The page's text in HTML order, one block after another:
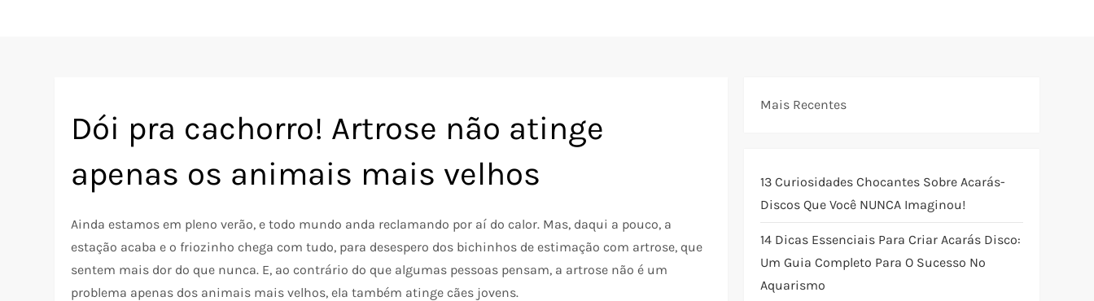
Dói pra cachorro! Artrose não atinge
apenas os animais mais velhos
Ainda estamos em pleno verão, e todo mundo anda reclamando por aí do calor. Mas, daqui a pouco, a
estação acaba e o friozinho chega com tudo, para desespero dos bichinhos de estimação com artrose, que
sentem mais dor do que nunca. E, ao contrário do que algumas pessoas pensam, a artrose não é um
problema apenas dos animais mais velhos, ela também atinge cães jovens.
Mais Recentes
13 Curiosidades Chocantes Sobre Acarás-
Discos Que Você NUNCA Imaginou!
14 Dicas Essenciais Para Criar Acarás Disco:
Um Guia Completo Para O Sucesso No
Aquarismo